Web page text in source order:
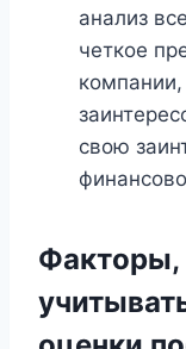
анализ
четкое
компании,
свою
Факторы,